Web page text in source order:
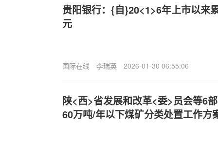
贵阳银行：{自}20<1>6年上市以来
元
国际在线 李瑞英 2026-01-30 06:55:06
陕<西>省发展和改革<委>员会等6
60万吨/年以下煤矿分类处置工作方